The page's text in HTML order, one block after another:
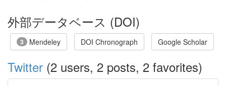
外部データベース (DOI)
3 Mendeley DOI Chronograph Google Scholar
Twitter (2 users, 2 posts, 2 favorites)